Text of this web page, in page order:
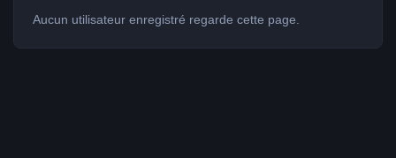
Aucun utilisateur enregistré regarde cette page.